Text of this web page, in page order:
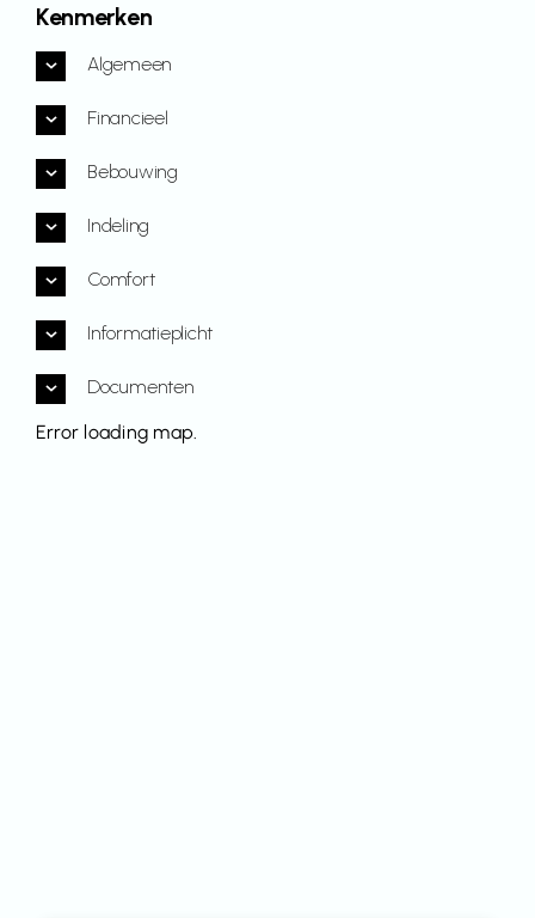
Kenmerken
Algemeen
Financieel
Bebouwing
Indeling
Comfort
Informatieplicht
Documenten
Error loading map.